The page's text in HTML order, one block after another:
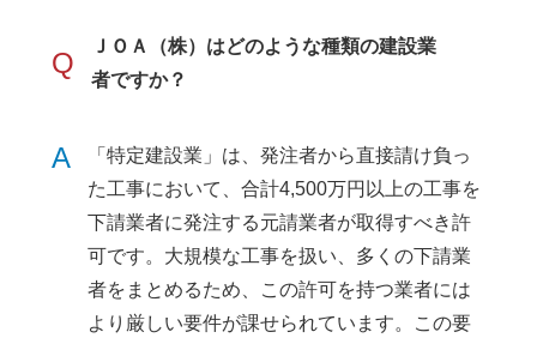
Q
ＪＯＡ（株）はどのような種類の建設業
者ですか？
A
「特定建設業」は、発注者から直接請け負っ
た工事において、合計4,500万円以上の工事を
下請業者に発注する元請業者が取得すべき許
可です。大規模な工事を扱い、多くの下請業
者をまとめるため、この許可を持つ業者には
より厳しい要件が課せられています。この要